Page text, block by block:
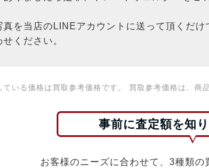
を当店のLINEアカウントに送って頂くだ
ください。
ている価格は買取参考価格です。 買取参考価格は、商
事前に査定額を知
お客様のニーズに合わせて、3種類の